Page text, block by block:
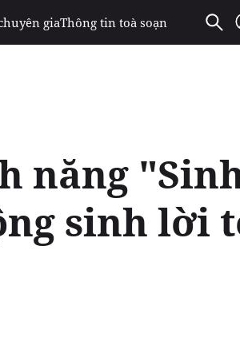
giaThông tin toà soạn
năng
sinh lời